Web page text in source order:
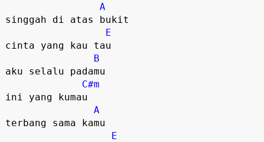
A
singgah di atas bukit
E
cinta yang kau tau
B
aku selalu padamu
C#m
ini yang kumau
A
terbang sama kamu
E